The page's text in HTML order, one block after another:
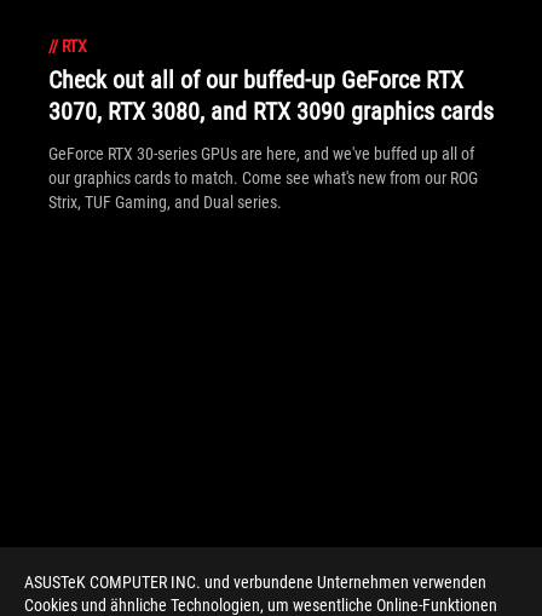
ASUSTeK COMPUTER INC. und verbundene Unternehmen verwenden
Cookies und ähnliche Technologien, um wesentliche Online-Funktionen
// RTX
Check out all of our buffed-up GeForce RTX
3070, RTX 3080, and RTX 3090 graphics cards
GeForce RTX 30-series GPUs are here, and we've buffed up all of
our graphics cards to match. Come see what's new from our ROG
Strix, TUF Gaming, and Dual series.